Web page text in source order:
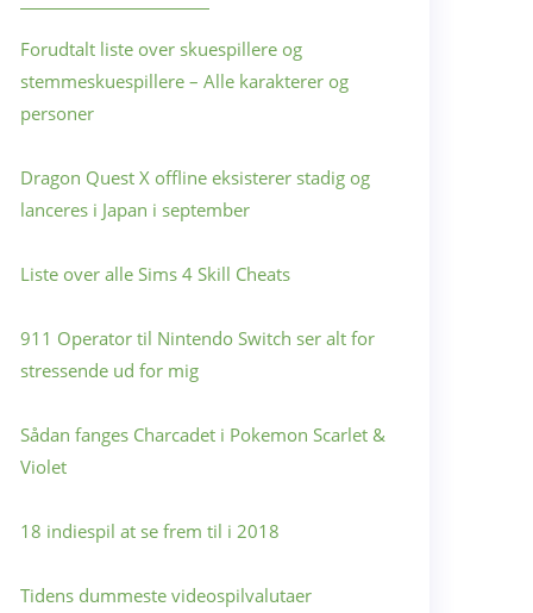
Forudtalt liste over skuespillere og
stemmeskuespillere – Alle karakterer og
personer
Dragon Quest X offline eksisterer stadig og
lanceres i Japan i september
Liste over alle Sims 4 Skill Cheats
911 Operator til Nintendo Switch ser alt for
stressende ud for mig
Sådan fanges Charcadet i Pokemon Scarlet &
Violet
18 indiespil at se frem til i 2018
Tidens dummeste videospilvalutaer